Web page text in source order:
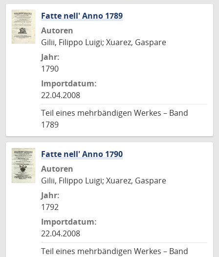
Fatte nell' Anno 1789
Autoren
Gilii, Filippo Luigi; Xuarez, Gaspare
Jahr:
1790
Importdatum:
22.04.2008
Teil eines mehrbändigen Werkes – Band
1789
Fatte nell' Anno 1790
Autoren
Gilii, Filippo Luigi; Xuarez, Gaspare
Jahr:
1792
Importdatum:
22.04.2008
Teil eines mehrbändigen Werkes – Band